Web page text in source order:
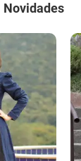
Novidades